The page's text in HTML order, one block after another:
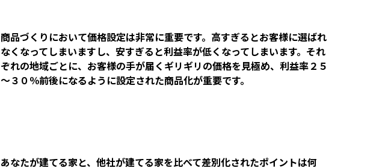
商品づくりにおいて価格設定は非常に重要です。高すぎるとお客様に選ばれ
なくなってしまいますし、安すぎると利益率が低くなってしまいます。それ
ぞれの地域ごとに、お客様の手が届くギリギリの価格を見極め、利益率２５
～３０％前後になるように設定された商品化が重要です。
あなたが建てる家と、他社が建てる家を比べて差別化されたポイントは何